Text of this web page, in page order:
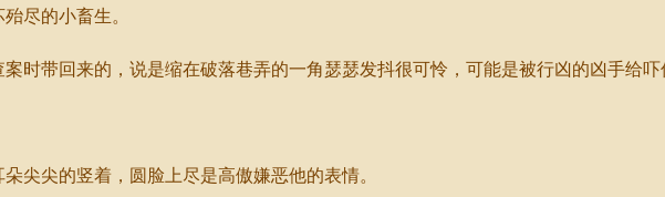
尽的小畜生。
带回来的，说是缩在破落巷弄的一角瑟瑟发抖很可怜，可能是被行凶的凶手给吓
尖的竖着，圆脸上尽是高傲嫌恶他的表情。